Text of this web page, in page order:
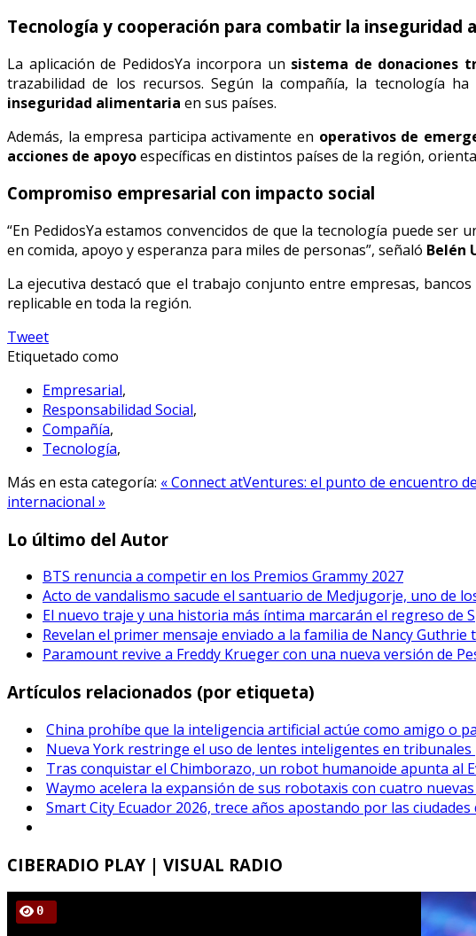
Tecnología y cooperación para combatir la inseguridad
La aplicación de PedidosYa incorpora un sistema de donaciones
trazabilidad de los recursos. Según la compañía, la tecnología
inseguridad alimentaria en sus países.
Además, la empresa participa activamente en operativos de
acciones de apoyoespecíficas en distintos países de la región,
Compromiso empresarial con impacto social
“En PedidosYa estamos convencidos de que la tecnología puede
en comida, apoyo y esperanza para miles de personas”, señaló Belén
La ejecutiva destacó que el trabajo conjunto entre empresas,
replicable en toda la región.
Tweet
Etiquetado como
Empresarial,
Responsabilidad Social,
Compañía,
Tecnología,
Más en esta categoría: « Connect atVentures: el punto de encuentro
internacional »
Lo último del Autor
BTS renuncia a competir en los Premios Grammy 2027
Acto de vandalismo sacude el santuario de Medjugorje, uno de
El nuevo traje y una historia más íntima marcarán el regreso de
Revelan el primer mensaje enviado a la familia de Nancy Guthrie
Paramount revive a Freddy Krueger con una nueva versión de
Artículos relacionados (por etiqueta)
China prohíbe que la inteligencia artificial actúe como amigo o
Nueva York restringe el uso de lentes inteligentes en
Tras conquistar el Chimborazo, un robot humanoide apunta al
Waymo acelera la expansión de sus robotaxis con cuatro nuevas
Smart City Ecuador 2026, trece años apostando por las
CIBERADIO PLAY | VISUAL RADIO